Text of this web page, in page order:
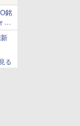
銘
ー
新
る